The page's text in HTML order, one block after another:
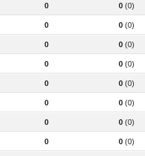
0 0(0)
0 0(0)
0 0(0)
0 0(0)
0 0(0)
0 0(0)
0 0(0)
0 0(0)